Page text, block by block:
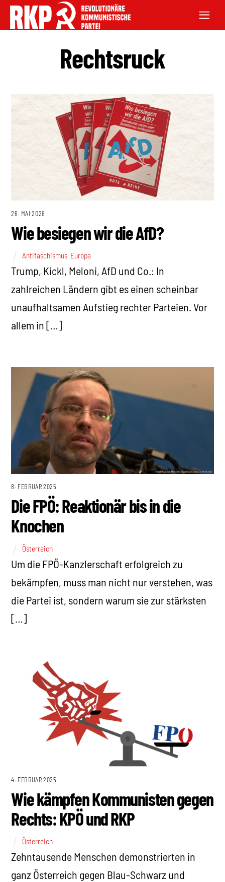
Rechtsruck
26. MAI 2026
Wie besiegen wir die AfD?
Antifaschismus Europa
Trump, Kickl, Meloni, AfD und Co.: In
zahlreichen Ländern gibt es einen scheinbar
unaufhaltsamen Aufstieg rechter Parteien. Vor
allem in […]
8. FEBRUAR 2025
Die FPÖ: Reaktionär bis in die
Knochen
Österreich
Um die FPÖ-Kanzlerschaft erfolgreich zu
bekämpfen, muss man nicht nur verstehen, was
die Partei ist, sondern warum sie zur stärksten
[…]
4. FEBRUAR 2025
Wie kämpfen Kommunisten gegen
Rechts: KPÖ und RKP
Österreich
Zehntausende Menschen demonstrierten in
ganz Österreich gegen Blau-Schwarz und